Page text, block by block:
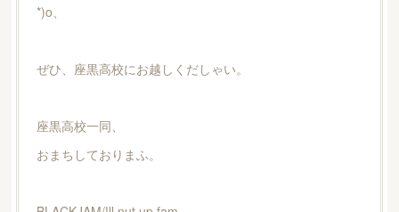
*)o、
ぜひ、座黒高校にお越しくだしゃい。
座黒高校一同、
おまちしておりまふ。